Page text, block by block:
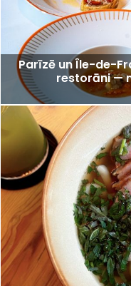
Parīzē un Île-de-
restorāni —